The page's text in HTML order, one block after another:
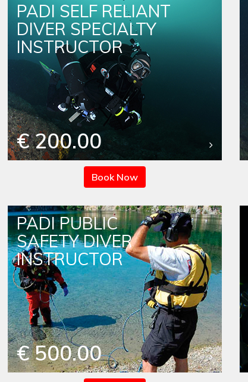
PADI SELF RELIANT
DIVER SPECIALTY
INSTRUCTOR
€ 200.00
Book Now
PADI PUBLIC
SAFETY DIVER
INSTRUCTOR
€ 500.00